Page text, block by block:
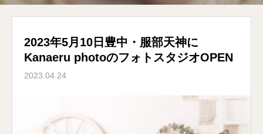
2023年5月10日豊中・服部天神に
Kanaeru photoのフォトスタジオOPEN
2023.04.24